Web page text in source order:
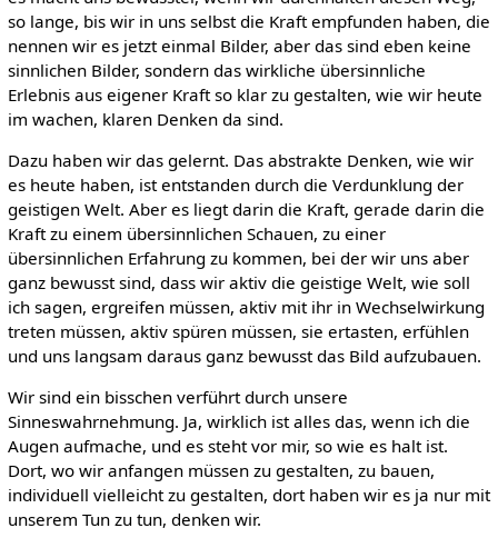
so lange, bis wir in uns selbst die Kraft empfunden haben, die
nennen wir es jetzt einmal Bilder, aber das sind eben keine
sinnlichen Bilder, sondern das wirkliche übersinnliche
Erlebnis aus eigener Kraft so klar zu gestalten, wie wir heute
im wachen, klaren Denken da sind.
Dazu haben wir das gelernt. Das abstrakte Denken, wie wir
es heute haben, ist entstanden durch die Verdunklung der
geistigen Welt. Aber es liegt darin die Kraft, gerade darin die
Kraft zu einem übersinnlichen Schauen, zu einer
übersinnlichen Erfahrung zu kommen, bei der wir uns aber
ganz bewusst sind, dass wir aktiv die geistige Welt, wie soll
ich sagen, ergreifen müssen, aktiv mit ihr in Wechselwirkung
treten müssen, aktiv spüren müssen, sie ertasten, erfühlen
und uns langsam daraus ganz bewusst das Bild aufzubauen.
Wir sind ein bisschen verführt durch unsere
Sinneswahrnehmung. Ja, wirklich ist alles das, wenn ich die
Augen aufmache, und es steht vor mir, so wie es halt ist.
Dort, wo wir anfangen müssen zu gestalten, zu bauen,
individuell vielleicht zu gestalten, dort haben wir es ja nur mit
unserem Tun zu tun, denken wir.